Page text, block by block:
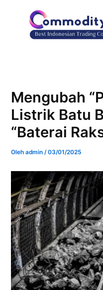
Mengubah
Listrik Batu
“Baterai
Olehadmin/03/01/2025